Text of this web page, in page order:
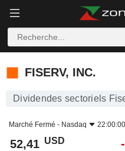
FISERV, INC.
FISERV, INC.
Dividendes sectoriels
Marché Fermé - Nasdaq
52,41 USD